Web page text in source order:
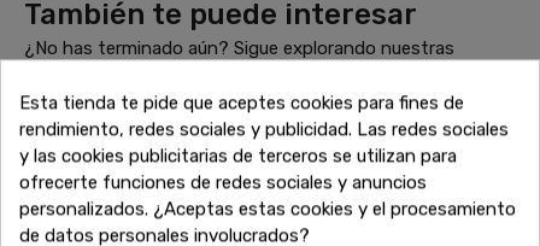
También te puede interesar
¿No has terminado aún? Sigue explorando nuestras
Encuentra más sofás, armarios, mesas y todo lo que
necesitas para completar tu hogar a precios inigualables.
¡Sigue comprando y aprovecha estos descuentos
exclusivos antes de que se agoten!
Esta tienda te pide que aceptes cookies para fines de
rendimiento, redes sociales y publicidad. Las redes sociales
y las cookies publicitarias de terceros se utilizan para
ofrecerte funciones de redes sociales y anuncios
personalizados. ¿Aceptas estas cookies y el procesamiento
de datos personales involucrados?